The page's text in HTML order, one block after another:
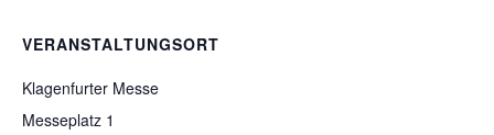
VERANSTALTUNGSORT
Klagenfurter Messe
Messeplatz 1